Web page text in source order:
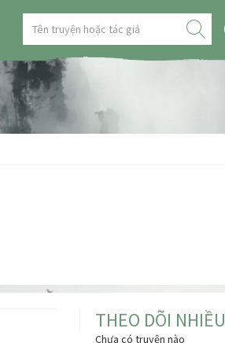
THEO DÕI NHIỀU
Chưa có truyện nào